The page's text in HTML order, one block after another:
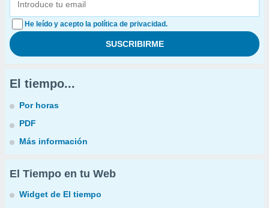
He leído y acepto la política de privacidad.
El tiempo...
Por horas
PDF
Más información
El Tiempo en tu Web
Widget de El tiempo